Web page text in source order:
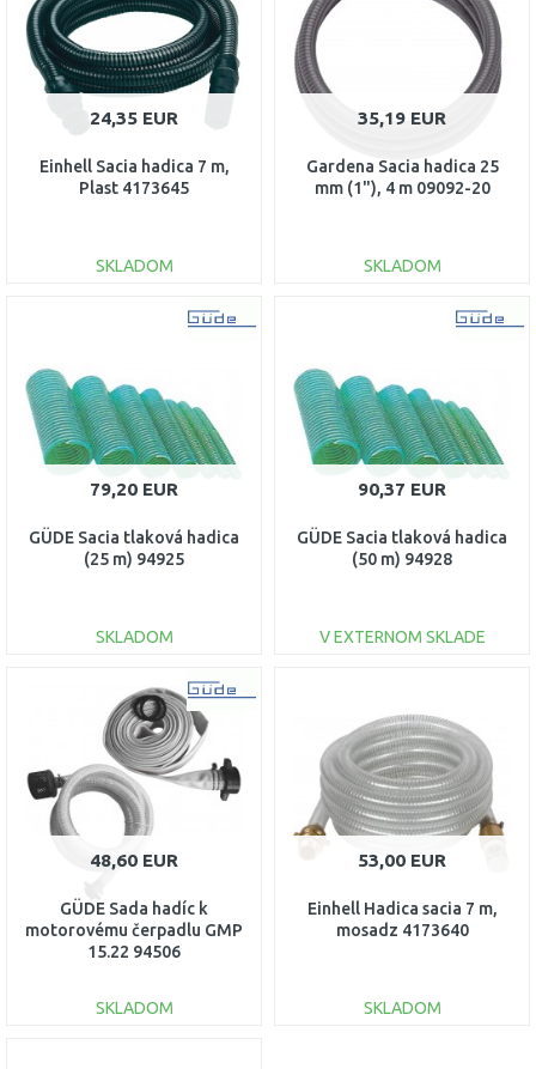
24,35 EUR
Einhell Sacia hadica 7 m,
Plast 4173645
SKLADOM
DO KOŠÍKA
35,19 EUR
Gardena Sacia hadica 25
mm (1"), 4 m 09092-20
SKLADOM
DO KOŠÍKA
79,20 EUR
GÜDE Sacia tlaková hadica
(25 m) 94925
SKLADOM
DO KOŠÍKA
Porovnať
90,37 EUR
GÜDE Sacia tlaková hadica
(50 m) 94928
V EXTERNOM SKLADE
Porovnať
48,60 EUR
GÜDE Sada hadíc k
motorovému čerpadlu GMP
15.22 94506
SKLADOM
53,00 EUR
Einhell Hadica sacia 7 m,
mosadz 4173640
SKLADOM